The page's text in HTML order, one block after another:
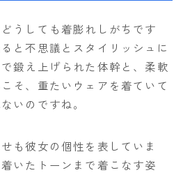
うしても着膨れしがちです
と不思議とスタイリッシュに
鍛え上げられた体幹と、柔軟
そ、重たいウェアを着ていて
いのですね。
も彼女の個性を表していま
いたトーンまで着こなす姿